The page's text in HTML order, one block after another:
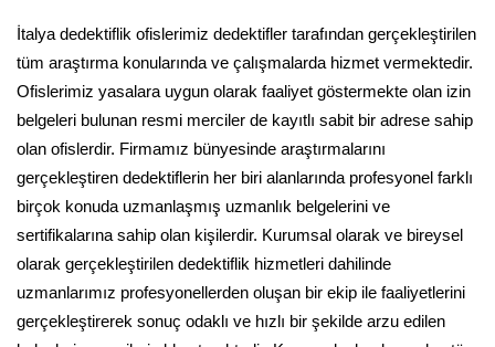
İtalya dedektiflik ofislerimiz dedektifler tarafından gerçekleştirilen
tüm araştırma konularında ve çalışmalarda hizmet vermektedir.
Ofislerimiz yasalara uygun olarak faaliyet göstermekte olan izin
belgeleri bulunan resmi merciler de kayıtlı sabit bir adrese sahip
olan ofislerdir. Firmamız bünyesinde araştırmalarını
gerçekleştiren dedektiflerin her biri alanlarında profesyonel farklı
birçok konuda uzmanlaşmış uzmanlık belgelerini ve
sertifikalarına sahip olan kişilerdir. Kurumsal olarak ve bireysel
olarak gerçekleştirilen dedektiflik hizmetleri dahilinde
uzmanlarımız profesyonellerden oluşan bir ekip ile faaliyetlerini
gerçekleştirerek sonuç odaklı ve hızlı bir şekilde arzu edilen